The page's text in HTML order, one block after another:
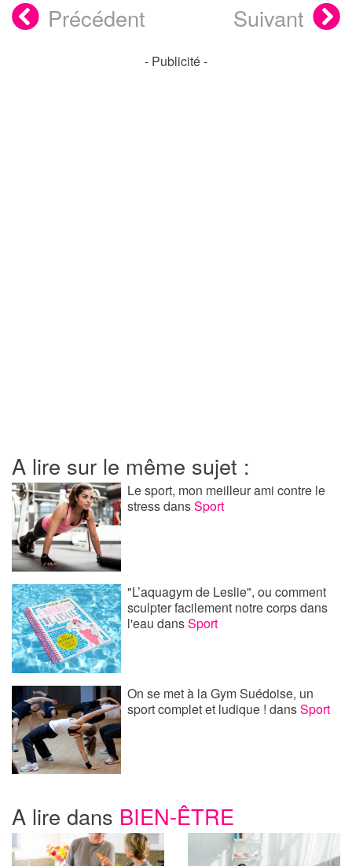
Précédent Suivant
- Publicité -
A lire sur le même sujet :
Le sport, mon meilleur ami contre le
stressdansSport
"L’aquagym de Leslie", ou comment
sculpter facilement notre corps dans
l'eaudansSport
On se met à la Gym Suédoise, un
sport complet et ludique !dansSport
A lire dans BIEN-ÊTRE